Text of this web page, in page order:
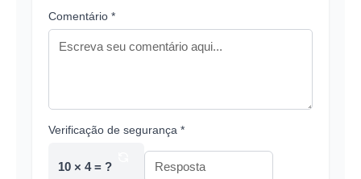
Comentário *
Verificação de segurança *
10 × 4 = ?